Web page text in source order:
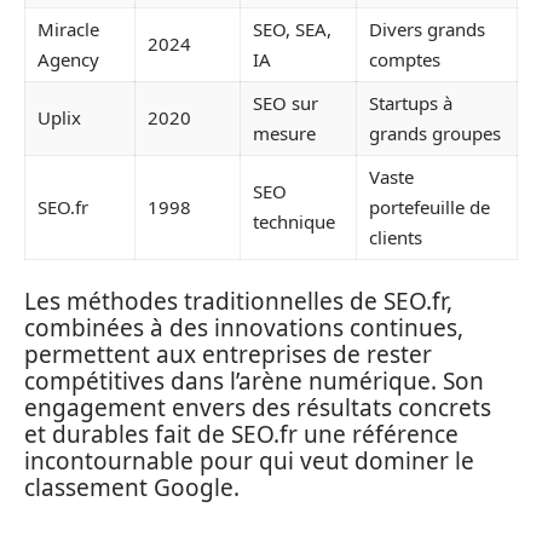
Miracle
Agency
2024
SEO, SEA,
IA
Divers grands
comptes
Uplix 2020
SEO sur
mesure
Startups à
grands groupes
SEO.fr 1998
SEO
technique
Vaste
portefeuille de
clients
Les méthodes traditionnelles de SEO.fr,
combinées à des innovations continues,
permettent aux entreprises de rester
compétitives dans l’arène numérique. Son
engagement envers des résultats concrets
et durables fait de SEO.fr une référence
incontournable pour qui veut dominer le
classement Google.